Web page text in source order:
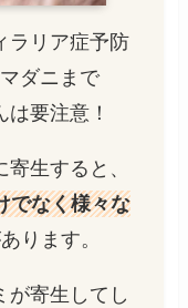
ラリア症予防
ダニまで
要注意！
生すると、
でなく様々な
ります。
が寄生してし